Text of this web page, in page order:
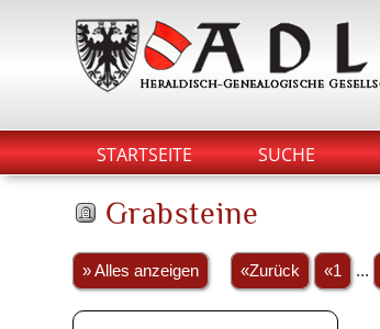
STARTSEITE SUCHE
Grabsteine
» Alles anzeigen «Zurück «1 ...